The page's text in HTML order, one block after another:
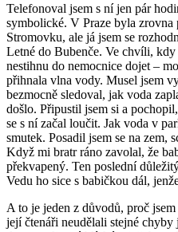
Telefonoval jsem s ní jen pár
symbolické. V Praze byla
Stromovku, ale já jsem se
Letné do Bubenče. Ve chvíli,
nestihnu do nemocnice dojet –
přihnala vlna vody. Musel jsem
bezmocně sledoval, jak voda
došlo. Připustil jsem si a
se s ní začal loučit. Jak voda v
smutek. Posadil jsem se na zem,
Když mi bratr ráno zavolal, že
překvapený. Ten poslední
Vedu ho sice s babičkou dál,
A to je jeden z důvodů, proč
její čtenáři neudělali stejné